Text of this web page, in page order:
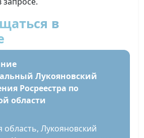
в
Лукояновский
Росреестра по
области
область, Лукояновский